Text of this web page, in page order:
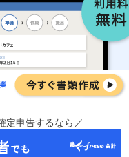
定申告するなら／